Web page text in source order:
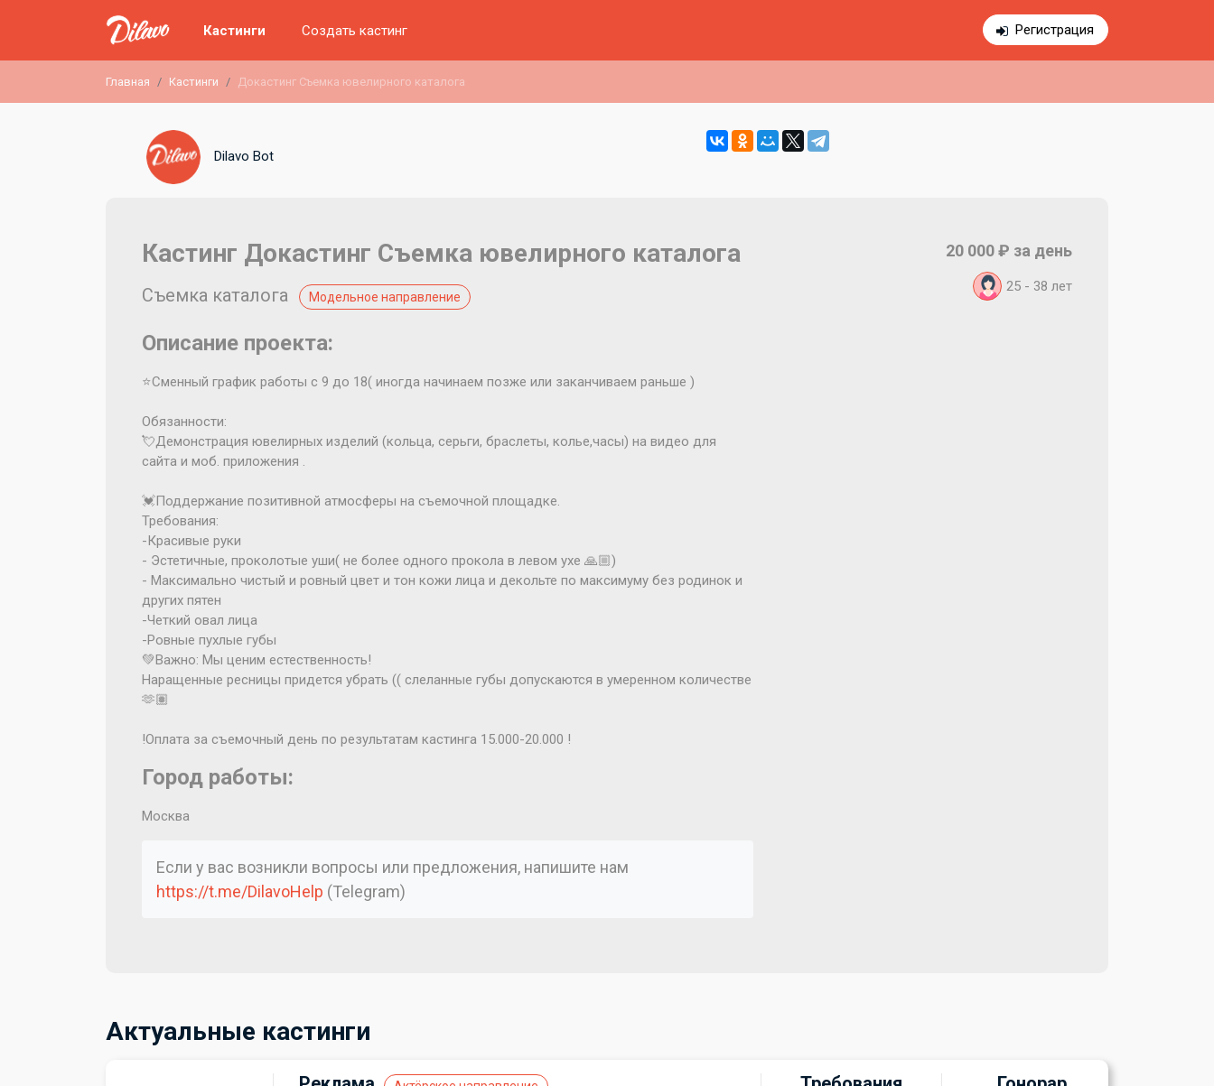
Регистрация
Кастинги Создать кастинг
Главная Кастинги Докастинг Съемка ювелирного каталога
Dilavo Bot
Кастинг Докастинг Съемка ювелирного каталога
Съемка каталога Модельное направление
20 000 ₽ за день
25 - 38 лет
Описание проекта:
⭐️Сменный график работы с 9 до 18( иногда начинаем позже или заканчиваем раньше )
Обязанности:
💘Демонстрация ювелирных изделий (кольца, серьги, браслеты, колье,часы) на видео для
сайта и моб. приложения .
💓Поддержание позитивной атмосферы на съемочной площадке.
Требования:
-Красивые руки
- Эстетичные, проколотые уши( не более одного прокола в левом ухе 🙏🏼)
- Максимально чистый и ровный цвет и тон кожи лица и декольте по максимуму без родинок и
других пятен
-Четкий овал лица
-Ровные пухлые губы
💚Важно: Мы ценим естественность!
Наращенные ресницы придется убрать (( слеланные губы допускаются в умеренном количестве
🫶🏽
!Оплата за съемочный день по результатам кастинга 15.000-20.000 !
Город работы:
Москва
Если у вас возникли вопросы или предложения, напишите нам
https://t.me/DilavoHelp (Telegram)
Актуальные кастинги